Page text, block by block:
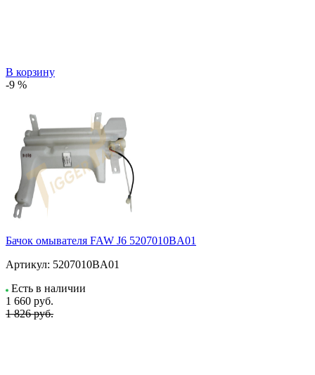
В корзину
-9 %
Бачок омывателя FAW J6 5207010BA01
Артикул: 5207010BA01
Есть в наличии
1 660 руб.
1 826 руб.